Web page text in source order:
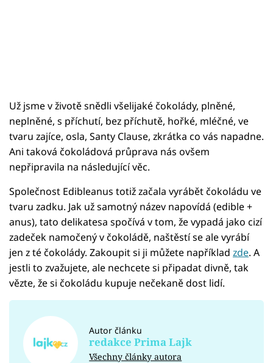
Už jsme v životě snědli všelijaké čokolády, plněné,
neplněné, s příchutí, bez příchutě, hořké, mléčné, ve
tvaru zajíce, osla, Santy Clause, zkrátka co vás napadne.
Ani taková čokoládová průprava nás ovšem
nepřipravila na následující věc.
Společnost Edibleanus totiž začala vyrábět čokoládu ve
tvaru zadku. Jak už samotný název napovídá (edible +
anus), tato delikatesa spočívá v tom, že vypadá jako cizí
zadeček namočený v čokoládě, naštěstí se ale vyrábí
jen z té čokolády. Zakoupit si ji můžete například zde. A
jestli to zvažujete, ale nechcete si připadat divně, tak
vězte, že si čokoládu kupuje nečekaně dost lidí.
Autor článku
redakce Prima Lajk
Všechny články autora